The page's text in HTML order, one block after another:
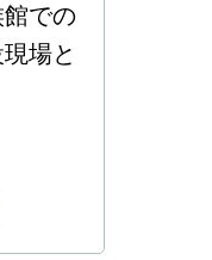
での
場と